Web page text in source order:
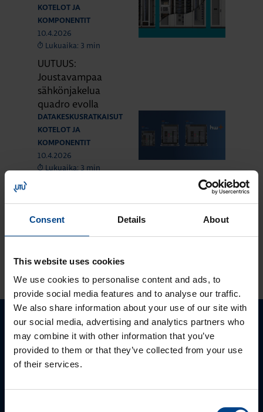
Consent Details About
This website uses cookies
We use cookies to personalise content and ads, to
provide social media features and to analyse our traffic.
We also share information about your use of our site with
our social media, advertising and analytics partners who
may combine it with other information that you’ve
provided to them or that they’ve collected from your use
of their services.
KOTELOT JA
KOMPONENTIT
10.4.2026
Lukuaika: 3 min
UUTUUS:
Joustavampaa
sähkönjakelua
quadro evolla
DATAKESKUSRATKAISUT
KOTELOT JA
KOMPONENTIT
10.4.2026
Lukuaika: 3 min
KATSO LISÄÄ ARTIKKELEITA
Ota yhteyttä!
Autamme mielellämme, jotta löydämme sinulle
sähköpostitse tai verkkolomakkeen kautta.